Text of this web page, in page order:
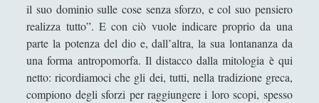
Apprendimento
Riflessioni filosofiche sul cinema di guerra - Capire
la guerra attraverso il cinema
Riproducendo la contaminazione che si purifica
per rispecchiamento
il suo dominio sulle cose senza sforzo, e col suo pensiero
realizza tutto”. E con ciò vuole indicare proprio da una
parte la potenza del dio e, dall’altra, la sua lontananza da
una forma antropomorfa. Il distacco dalla mitologia è qui
netto: ricordiamoci che gli dei, tutti, nella tradizione greca,
compiono degli sforzi per raggiungere i loro scopi, spesso